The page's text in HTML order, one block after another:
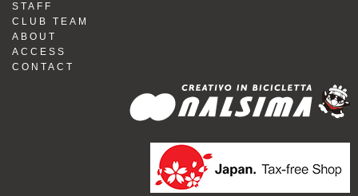
STAFF
CLUB TEAM
ABOUT
ACCESS
CONTACT